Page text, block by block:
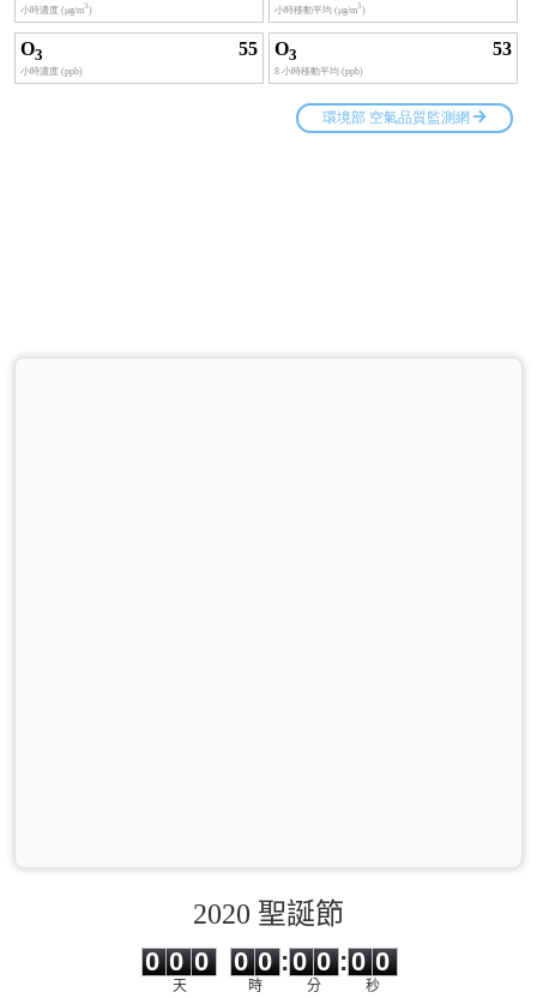
2020 聖誕節
0 0 0
天
0
0
0
時
:
0
0
0
0
分
:0 0
秒